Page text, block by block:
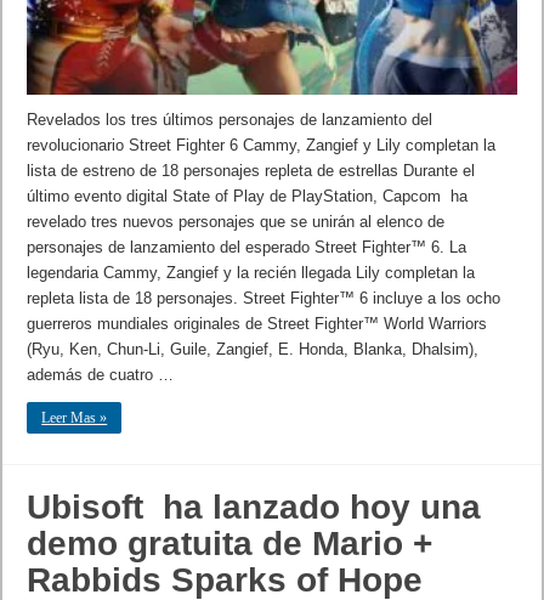
Revelados los tres últimos personajes de lanzamiento del
revolucionario Street Fighter 6 Cammy, Zangief y Lily completan la
lista de estreno de 18 personajes repleta de estrellas Durante el
último evento digital State of Play de PlayStation, Capcom ha
revelado tres nuevos personajes que se unirán al elenco de
personajes de lanzamiento del esperado Street Fighter™ 6. La
legendaria Cammy, Zangief y la recién llegada Lily completan la
repleta lista de 18 personajes. Street Fighter™ 6 incluye a los ocho
guerreros mundiales originales de Street Fighter™ World Warriors
(Ryu, Ken, Chun-Li, Guile, Zangief, E. Honda, Blanka, Dhalsim),
además de cuatro …
Leer Mas »
Ubisoft ha lanzado hoy una
demo gratuita de Mario +
Rabbids Sparks of Hope